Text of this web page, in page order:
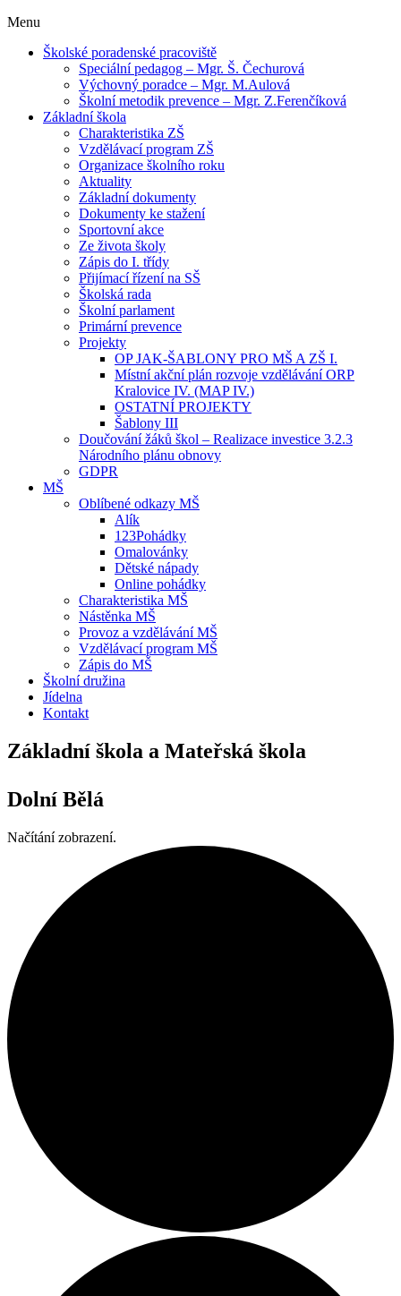
Menu
Školské poradenské pracoviště
Speciální pedagog – Mgr. Š. Čechurová
Výchovný poradce – Mgr. M.Aulová
Školní metodik prevence – Mgr. Z.Ferenčíková
Základní škola
Charakteristika ZŠ
Vzdělávací program ZŠ
Organizace školního roku
Aktuality
Základní dokumenty
Dokumenty ke stažení
Sportovní akce
Ze života školy
Zápis do I. třídy
Přijímací řízení na SŠ
Školská rada
Školní parlament
Primární prevence
Projekty
OP JAK-ŠABLONY PRO MŠ A ZŠ I.
Místní akční plán rozvoje vzdělávání ORP
Kralovice IV. (MAP IV.)
OSTATNÍ PROJEKTY
Šablony III
Doučování žáků škol – Realizace investice 3.2.3
Národního plánu obnovy
GDPR
MŠ
Oblíbené odkazy MŠ
Alík
123Pohádky
Omalovánky
Dětské nápady
Online pohádky
Charakteristika MŠ
Nástěnka MŠ
Provoz a vzdělávání MŠ
Vzdělávací program MŠ
Zápis do MŠ
Školní družina
Jídelna
Kontakt
Základní škola a Mateřská škola
Dolní Bělá
Načítání zobrazení.